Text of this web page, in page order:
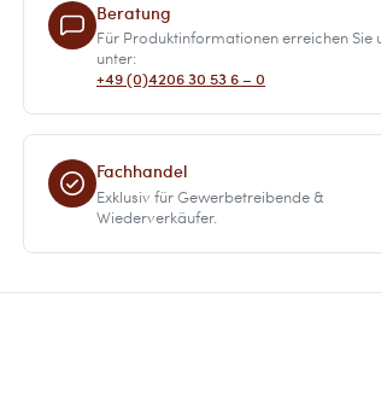
Beratung
Für Produktinformationen erreichen Sie
unter:
+49 (0)4206 30 53 6 – 0
Fachhandel
Exklusiv für Gewerbetreibende &
Wiederverkäufer.